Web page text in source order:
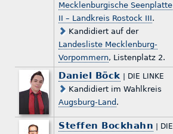
Mecklenburgische Seenplatte
II – Landkreis Rostock III.
Kandidiert auf der
Landesliste Mecklenburg-
Vorpommern, Listenplatz 2.
Daniel Böck | DIE LINKE
Kandidiert im Wahlkreis
Augsburg-Land .
Steffen Bockhahn | DIE